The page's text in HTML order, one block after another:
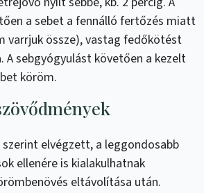
a sebet a fennálló fertőzés miatt
varrjuk össze), vastag fedőkötést
A sebgyógyulást követően a kezelt
köröm.
szerint elvégzett, a leggondosabb
ellenére is kialakulhatnak
eltávolítása után.